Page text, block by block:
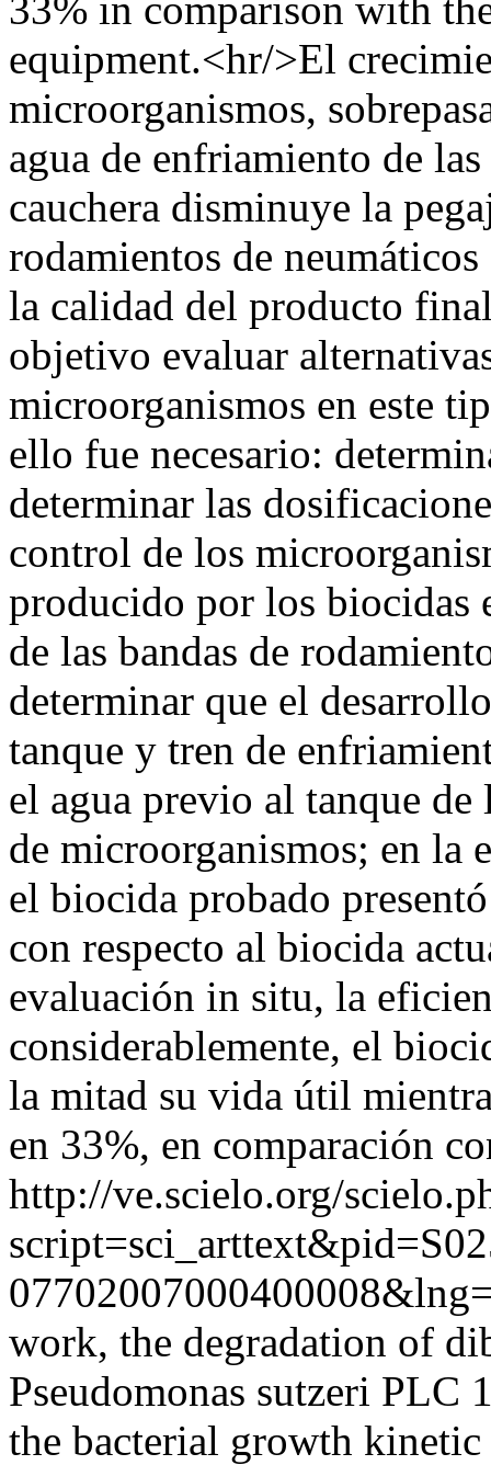
equipment.<hr/>El
microorganismos,
agua de enfriamiento de
cauchera disminuye la
rodamientos de
la calidad del producto
objetivo evaluar
microorganismos en este
ello fue necesario:
determinar las
control de los
producido por los biocidas
de las bandas de
determinar que el
tanque y tren de
el agua previo al tanque
de microorganismos; en la
el biocida probado
con respecto al biocida
evaluación in situ, la
considerablemente, el
la mitad su vida útil
en 33%, en comparación
http://ve.scielo.org/
work, the degradation of
Pseudomonas sutzeri PLC
the bacterial growth